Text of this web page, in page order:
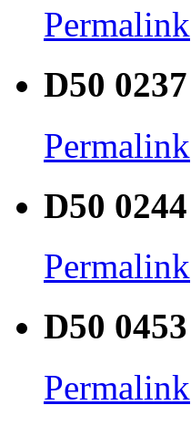
Permalink
D50 0237
Permalink
D50 0244
Permalink
D50 0453
Permalink